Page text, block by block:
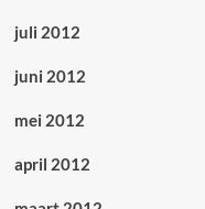
juli 2012
juni 2012
mei 2012
april 2012